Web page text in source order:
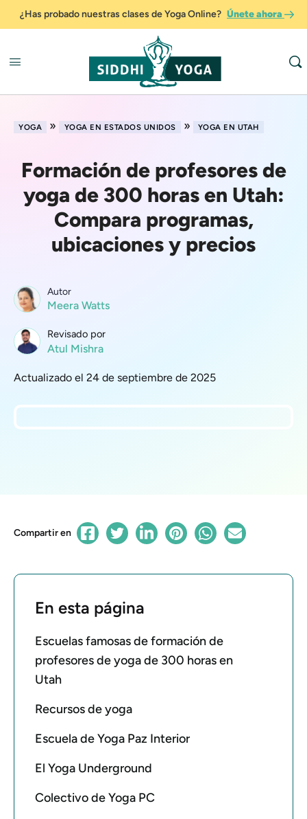
¿Has probado nuestras clases de Yoga Online? Únete ahora
YOGA » YOGA EN ESTADOS UNIDOS » YOGA EN UTAH
Formación de profesores de
yoga de 300 horas en Utah:
Compara programas,
ubicaciones y precios
Autor
Meera Watts
Revisado por
Atul Mishra
Actualizado el 24 de septiembre de 2025
Compartir en
En esta página
Escuelas famosas de formación de
profesores de yoga de 300 horas en
Utah
Recursos de yoga
Escuela de Yoga Paz Interior
El Yoga Underground
Colectivo de Yoga PC